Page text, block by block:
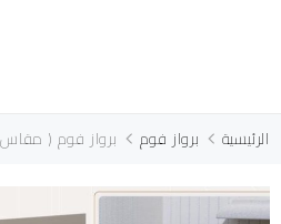
الرئيسية برواز فوم برواز فوم ( مقاس 4 سم )